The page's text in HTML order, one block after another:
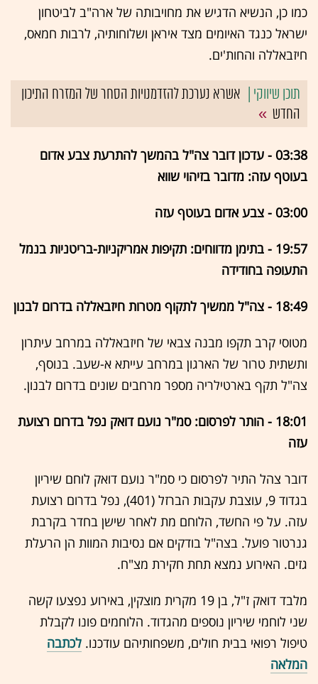
כמו כן, הנשיא הדגיש את מחויבותה של ארה"ב לביטחון
ישראל כנגד האיומים מצד איראן ושלוחותיה, לרבות חמאס,
חיזבאללה והחות'ים.
אשרא נערכת להזדמנויות הסחר של המזרח התיכון
החדש
03:38 - עדכון דובר צה"ל בהמשך להתרעת צבע אדום
בעוטף עזה: מדובר בזיהוי שווא
03:00 - צבע אדום בעוטף עזה
19:57 - בתימן מדווחים: תקיפות אמריקניות-בריטניות בנמל
התעופה בחודידה
18:49 - צה"ל ממשיך לתקוף מטרות חיזבאללה בדרום לבנון
מטוסי קרב תקפו מבנה צבאי של חיזבאללה במרחב עיתרון
ותשתית טרור של הארגון במרחב עייתא א-שעב. בנוסף,
צה"ל תקף בארטילריה מספר מרחבים שונים בדרום לבנון.
18:01 - הותר לפרסום: סמ"ר נועם דואק נפל בדרום רצועת
עזה
דובר צהל התיר לפרסום כי סמ"ר נועם דואק לוחם שיריון
בגדוד 9, עוצבת עקבות הברזל (401), נפל בדרום רצועת
עזה. על פי החשד, הלוחם מת לאחר שישן בחדר בקרבת
גנרטור פועל. בצה"ל בודקים אם נסיבות המוות הן הרעלת
גזים. האירוע נמצא תחת חקירת מצ"ח.
מלבד דואק ז"ל, בן 19 מקרית מוצקין,
באירוע נפצעו קשה
שני לוחמי שיריון נוספים מהגדוד. הלוחמים פונו לקבלת
טיפול רפואי בבית חולים, משפחותיהם עודכנו. לכתבה
המלאה